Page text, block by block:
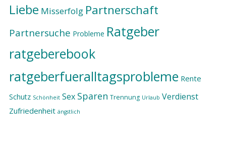
Liebe Misserfolg Partnerschaft
Partnersuche Probleme Ratgeber
ratgeberebook
ratgeberfueralltagsprobleme Rente
Schutz Schönheit Sex Sparen Trennung Urlaub Verdienst
Zufriedenheit ängstlich